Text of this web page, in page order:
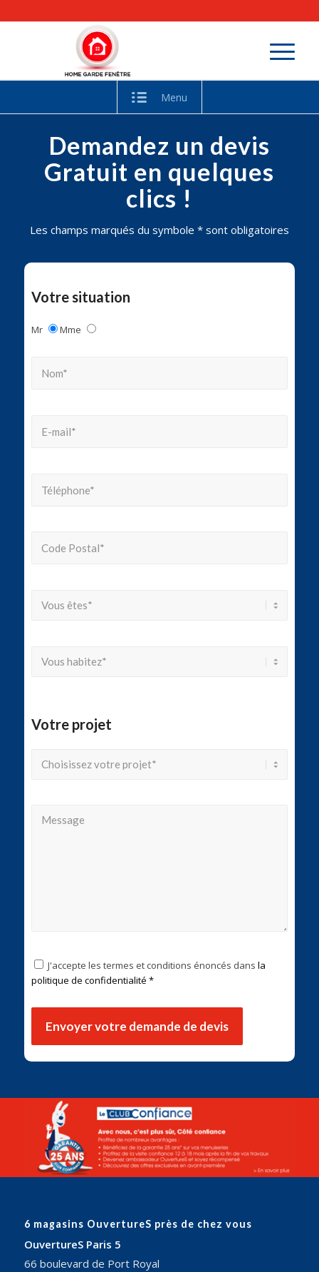
Menu
Demandez un devis
Gratuit en quelques
clics !
Les champs marqués du symbole * sont obligatoires
Votre situation
Mr Mme
Votre projet
J'accepte les termes et conditions énoncés dans la
politique de confidentialité *
6 magasins OuvertureS près de chez vous
OuvertureS Paris 5
66 boulevard de Port Royal